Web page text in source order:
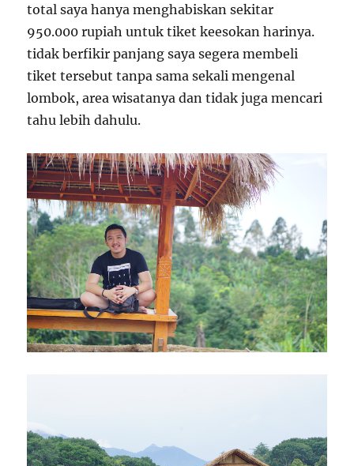
total saya hanya menghabiskan sekitar
950.000 rupiah untuk tiket keesokan harinya.
tidak berfikir panjang saya segera membeli
tiket tersebut tanpa sama sekali mengenal
lombok, area wisatanya dan tidak juga mencari
tahu lebih dahulu.